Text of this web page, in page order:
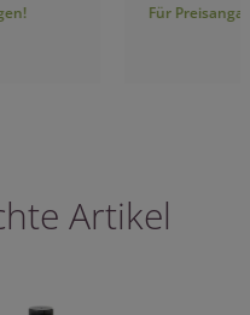
Für Preisangaben
Artikel